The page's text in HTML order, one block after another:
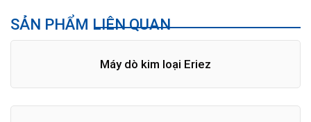
SẢN PHẨM LIÊN QUAN
Máy dò kim loại Eriez